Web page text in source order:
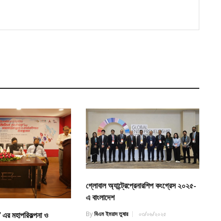
এর মহাপরিকল্পনা ও
গ্লোবাল অ্যান্ট্রেপ্রেনারশিপ কংগ্রেস ২০২৫-
এ বাংলাদেশ
Byবিএম ইমরাদ তুষার ০৩/০৬/২০২৫